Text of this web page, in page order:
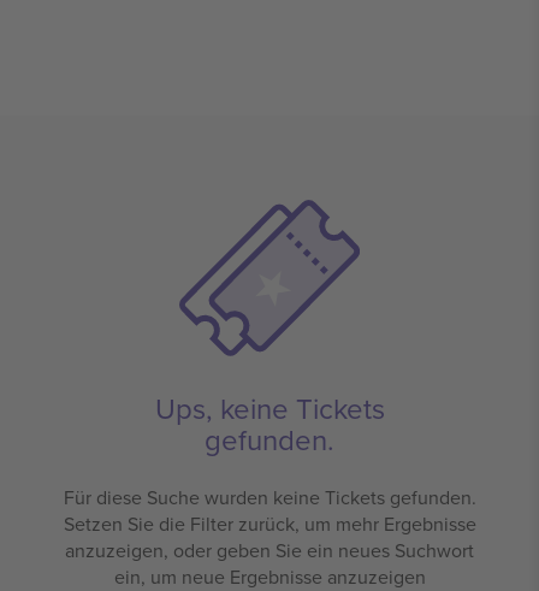
Ups, keine Tickets
gefunden.
Für diese Suche wurden keine Tickets gefunden.
Setzen Sie die Filter zurück, um mehr Ergebnisse
anzuzeigen, oder geben Sie ein neues Suchwort
ein, um neue Ergebnisse anzuzeigen